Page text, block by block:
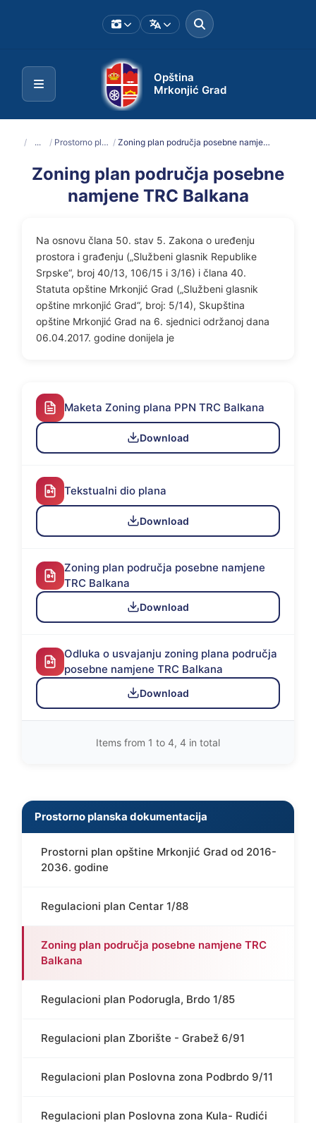
Opština
Mrkonjić Grad
/ ... / Prostorno planska dokumentacija / Zoning plan područja posebne namjene TRC Balkana
Zoning plan područja posebne
namjene TRC Balkana
Na osnovu člana 50. stav 5. Zakona o uređenju
prostora i građenju („Službeni glasnik Republike
Srpske“, broj 40/13, 106/15 i 3/16) i člana 40.
Statuta opštine Mrkonjić Grad („Službeni glasnik
opštine mrkonjić Grad“, broj: 5/14), Skupština
opštine Mrkonjić Grad na 6. sjednici održanoj dana
06.04.2017. godine donijela je
Maketa Zoning plana PPN TRC Balkana
Download
Tekstualni dio plana
Download
Zoning plan područja posebne namjene
TRC Balkana
Download
Odluka o usvajanju zoning plana područja
posebne namjene TRC Balkana
Download
Items from 1 to 4, 4 in total
Prostorno planska dokumentacija
Prostorni plan opštine Mrkonjić Grad od 2016-
2036. godine
Regulacioni plan Centar 1/88
Zoning plan područja posebne namjene TRC
Balkana
Regulacioni plan Podorugla, Brdo 1/85
Regulacioni plan Zborište - Grabež 6/91
Regulacioni plan Poslovna zona Podbrdo 9/11
Regulacioni plan Poslovna zona Kula- Rudići